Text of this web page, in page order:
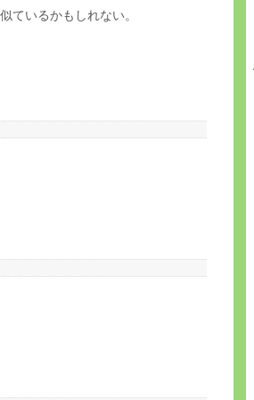
ているかもしれない。